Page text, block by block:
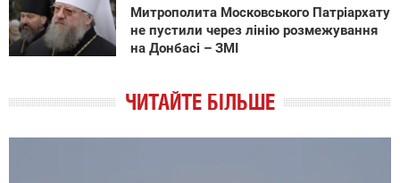
Митрополита Московського Патріархату
не пустили через лінію розмежування
на Донбасі – ЗМІ
ЧИТАЙТЕ БІЛЬШЕ